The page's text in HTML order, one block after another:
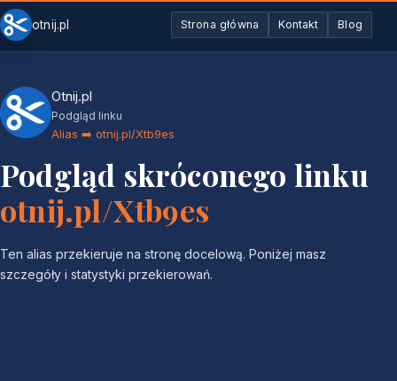
otnij.pl Strona główna Kontakt Blog
Otnij.pl
Podgląd linku
Alias ➡️ otnij.pl/Xtb9es
Podgląd skróconego linku
otnij.pl/Xtb9es
Ten alias przekieruje na stronę docelową. Poniżej masz
szczegóły i statystyki przekierowań.